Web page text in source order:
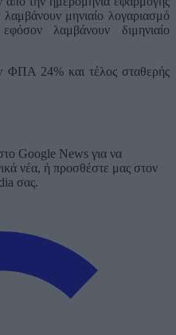
μηνιαίο λογαριασμό
λαμβάνουν διμηνιαίο
ΦΠΑ 24% και τέλος σταθερής
Google News για να
νέα, ή προσθέστε μας στον
σας.